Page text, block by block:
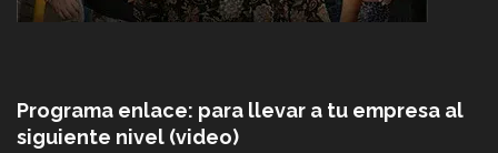
Programa enlace: para llevar a tu empresa al
siguiente nivel (video)